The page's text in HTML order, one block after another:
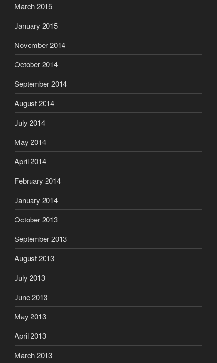
March 2015
January 2015
November 2014
October 2014
September 2014
August 2014
July 2014
May 2014
April 2014
February 2014
January 2014
October 2013
September 2013
August 2013
July 2013
June 2013
May 2013
April 2013
March 2013